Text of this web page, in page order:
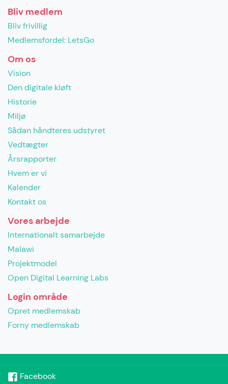
Bliv medlem
Bliv frivillig
Medlemsfordel: LetsGo
Om os
Vision
Den digitale kløft
Historie
Miljø
Sådan håndteres udstyret
Vedtægter
Årsrapporter
Hvem er vi
Kalender
Kontakt os
Vores arbejde
Internationalt samarbejde
Malawi
Projektmodel
Open Digital Learning Labs
Login område
Opret medlemskab
Forny medlemskab
Facebook